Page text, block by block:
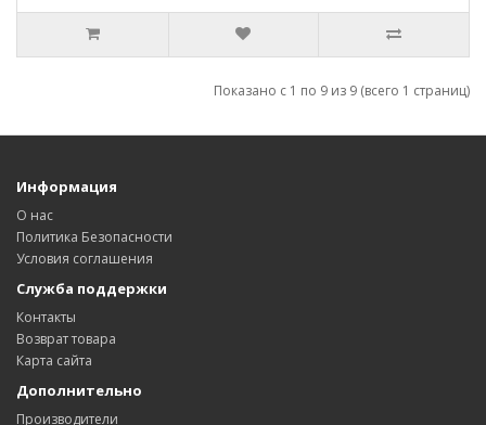
Показано с 1 по 9 из 9 (всего 1 страниц)
Информация
О нас
Политика Безопасности
Условия соглашения
Служба поддержки
Контакты
Возврат товара
Карта сайта
Дополнительно
Производители